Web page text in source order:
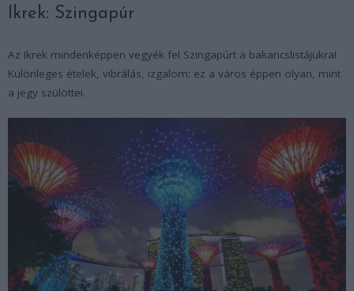
Ikrek: Szingapúr
Az Ikrek mindenképpen vegyék fel Szingapúrt a bakancslistájukra!
Különleges ételek, vibrálás, izgalom: ez a város éppen olyan, mint
a jegy szülöttei.